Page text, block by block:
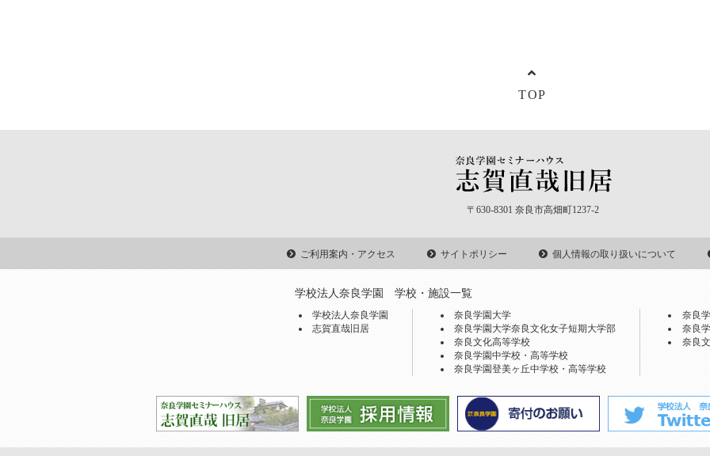
TOP
〒630-8301 奈良市高畑町1237-2
ご利用案内・アクセス サイトポリシー 個人情報の取り扱いについて
学校法人奈良学園 学校・施設一覧
学校法人奈良学園
志賀直哉旧居
奈良学園大学
奈良学園大学奈良文化女子短期大学部
奈良文化高等学校
奈良学園中学校・高等学校
奈良学園登美ヶ丘中学校・高等学校
奈良
奈良
奈良